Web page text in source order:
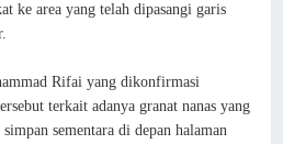
ke area yang telah dipasangi garis
Rifai yang dikonfirmasi
terkait adanya granat nanas yang
sementara di depan halaman